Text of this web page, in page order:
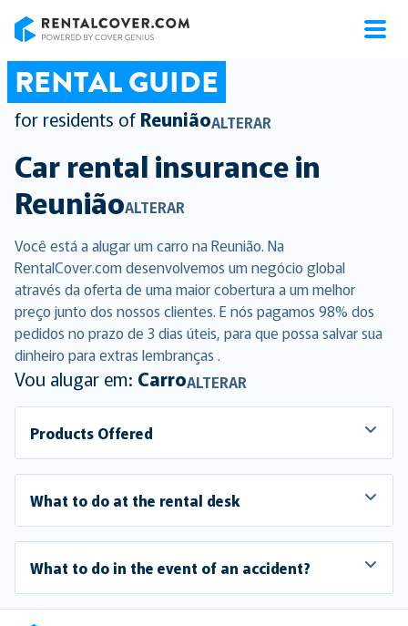
RENTAL GUIDE
for residents of ReuniãoALTERAR
Car rental insurance in
ReuniãoALTERAR
Você está a alugar um carro na Reunião. Na
RentalCover.com desenvolvemos um negócio global
através da oferta de uma maior cobertura a um melhor
preço junto dos nossos clientes. E nós pagamos 98% dos
pedidos no prazo de 3 dias úteis, para que possa salvar sua
dinheiro para extras lembranças .
Vou alugar em: CarroALTERAR
Products Offered
What to do at the rental desk
What to do in the event of an accident?